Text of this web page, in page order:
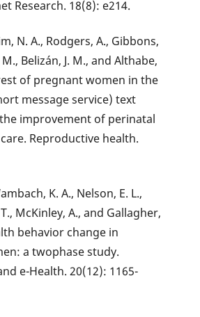
Research. 18(8): e214.
N. A., Rodgers, A., Gibbons,
Belizán, J. M., and Althabe,
of pregnant women in the
message service) text
improvement of perinatal
Reproductive health.
K. A., Nelson, E. L.,
McKinley, A., and Gallagher,
behavior change in
a twophase study.
e-Health. 20(12): 1165-